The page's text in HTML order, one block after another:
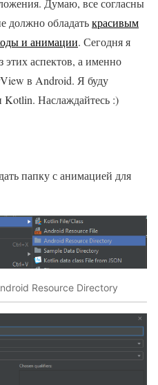
Думаю, все согласны
должно обладатькрасивым
и анимации. Сегодня я
аспектов, а именно
в Android. Я буду
Kotlin. Наслаждайтесь :)
папку с анимацией для
Resource Directory